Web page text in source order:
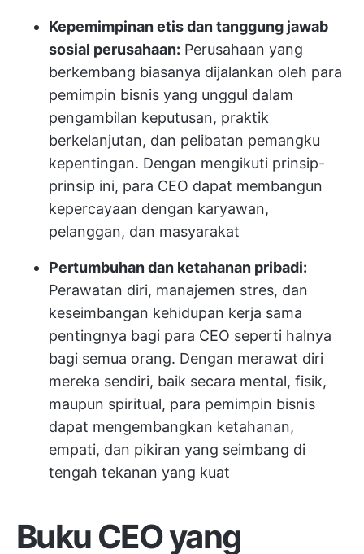
Kepemimpinan etis dan tanggung jawab
sosial perusahaan: Perusahaan yang
berkembang biasanya dijalankan oleh para
pemimpin bisnis yang unggul dalam
pengambilan keputusan, praktik
berkelanjutan, dan pelibatan pemangku
kepentingan. Dengan mengikuti prinsip-
prinsip ini, para CEO dapat membangun
kepercayaan dengan karyawan,
pelanggan, dan masyarakat
Pertumbuhan dan ketahanan pribadi:
Perawatan diri, manajemen stres, dan
keseimbangan kehidupan kerja sama
pentingnya bagi para CEO seperti halnya
bagi semua orang. Dengan merawat diri
mereka sendiri, baik secara mental, fisik,
maupun spiritual, para pemimpin bisnis
dapat mengembangkan ketahanan,
empati, dan pikiran yang seimbang di
tengah tekanan yang kuat
Buku CEO yang